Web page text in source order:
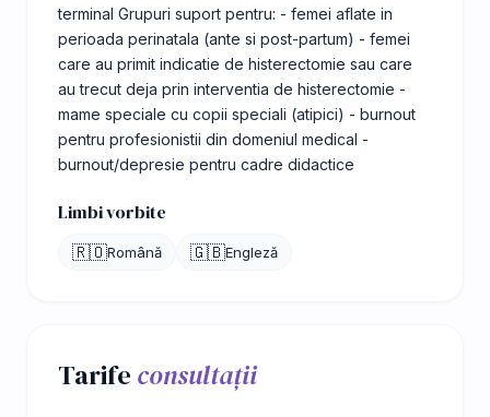
terminal Grupuri suport pentru: - femei aflate in
perioada perinatala (ante si post-partum) - femei
care au primit indicatie de histerectomie sau care
au trecut deja prin interventia de histerectomie -
mame speciale cu copii speciali (atipici) - burnout
pentru profesionistii din domeniul medical -
burnout/depresie pentru cadre didactice
Limbi vorbite
🇷🇴Română 🇬🇧Engleză
Tarife consultații